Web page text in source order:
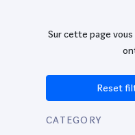
Sur cette page
Reset
CATEGORY